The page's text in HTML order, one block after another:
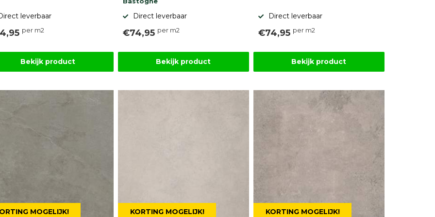
leverbaar
per m2
Bekijk product
Direct leverbaar
€74,95 per m2
Bekijk product
Direct leverbaar
€74,95 per m2
Bekijk product
MOGELIJK! KORTING MOGELIJK! KORTING MOGELIJK!